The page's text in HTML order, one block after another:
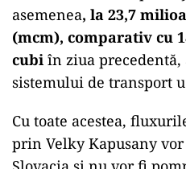
asemenea, la 23,7
(mcm), comparativ cu
cubi în ziua precedentă,
sistemului de transport
Cu toate acestea,
prin Velky Kapusany